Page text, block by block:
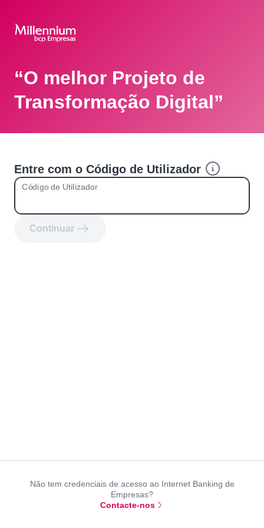
“O melhor Projeto de
Transformação Digital”
Entre com o Código de Utilizador
Código de Utilizador
Continuar
Não tem credenciais de acesso ao Internet Banking de
Empresas?
Contacte-nos